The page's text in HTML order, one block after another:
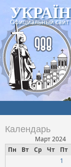
Официальный сайт
Календарь
Март 2024
Пн
Вт Ср Чт Пт
1